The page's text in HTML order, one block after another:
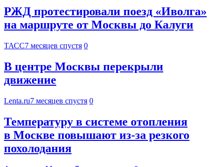
РЖД протестировали поезд «Иволга»
на маршруте от Москвы до Калуги
ТАСС7 месяцев спустя 0
В центре Москвы перекрыли
движение
Lenta.ru7 месяцев спустя 0
Температуру в системе отопления
в Москве повышают из-за резкого
похолодания